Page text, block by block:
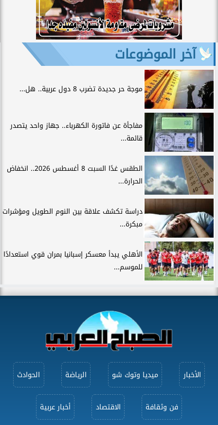
آخر الموضوعات
موجة حر جديدة تضرب 8 دول عربية.. هل...
مفاجأة عن فاتورة الكهرباء.. جهاز واحد يتصدر
قائمة...
الطقس غدًا السبت 8 أغسطس 2026.. انخفاض
الحرارة...
دراسة تكشف علاقة بين النوم الطويل ومؤشرات
مبكرة...
الأهلي يبدأ معسكر إسبانيا بمران قوي استعدادًا
للموسم...
الأخبار ميديا وتوك شو الرياضة الحوادث
فن وثقافة الاقتصاد أخبار عربية